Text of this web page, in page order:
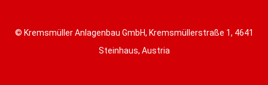
© Kremsmüller Anlagenbau GmbH, Kremsmüllerstraße 1, 4641
Steinhaus, Austria